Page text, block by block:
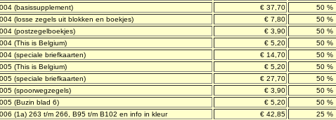
(basissupplement) € 37,70 50 %
(losse zegels uit blokken en boekjes) € 7,80 50 %
(postzegelboekjes) € 3,90 50 %
(This is Belgium) € 5,20 50 %
(speciale briefkaarten) € 14,70 50 %
(This is Belgium) € 5,20 50 %
(speciale briefkaarten) € 27,70 50 %
(spoorwegzegels) € 3,90 50 %
(Buzin blad 6) € 5,20 50 %
(1a) 263 t/m 266, B95 t/m B102 en info in kleur
€ 42,85 25 %